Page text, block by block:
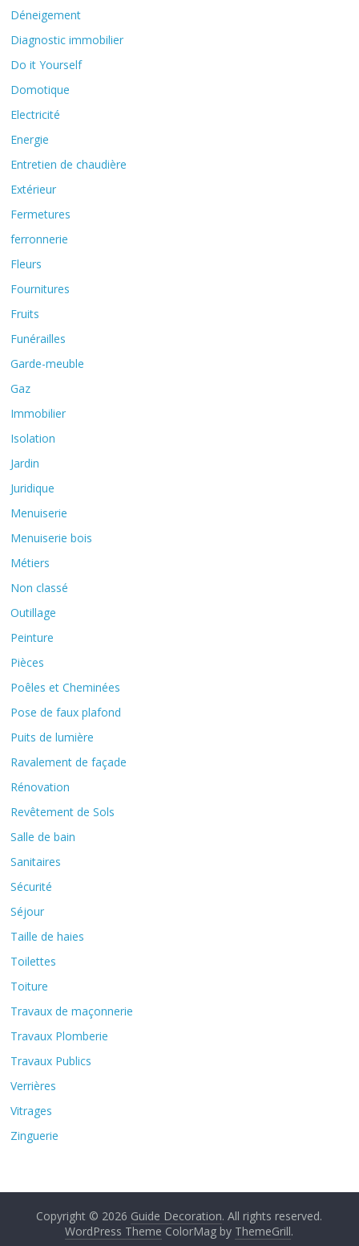
Déneigement
Diagnostic immobilier
Do it Yourself
Domotique
Electricité
Energie
Entretien de chaudière
Extérieur
Fermetures
ferronnerie
Fleurs
Fournitures
Fruits
Funérailles
Garde-meuble
Gaz
Immobilier
Isolation
Jardin
Juridique
Menuiserie
Menuiserie bois
Métiers
Non classé
Outillage
Peinture
Pièces
Poêles et Cheminées
Pose de faux plafond
Puits de lumière
Ravalement de façade
Rénovation
Revêtement de Sols
Salle de bain
Sanitaires
Sécurité
Séjour
Taille de haies
Toilettes
Toiture
Travaux de maçonnerie
Travaux Plomberie
Travaux Publics
Verrières
Vitrages
Zinguerie
Copyright © 2026 Guide Decoration. All rights reserved.
WordPress Theme ColorMag by ThemeGrill.